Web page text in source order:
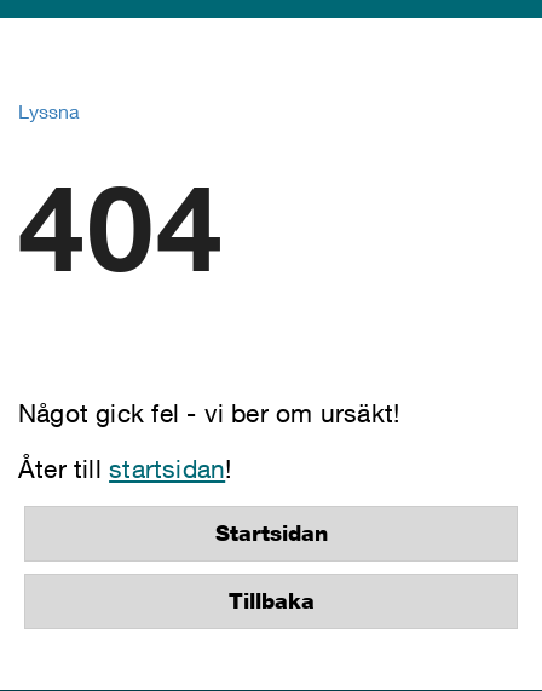
Lyssna
404
Något gick fel - vi ber om ursäkt!
Åter tillstartsidan!
Startsidan
Tillbaka